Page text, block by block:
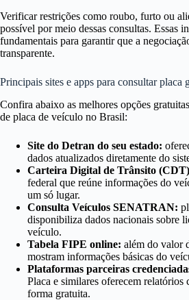
Verificar restrições como roubo, furto ou
possível por meio dessas consultas. Essas
fundamentais para garantir que a
transparente.
Principais sites e apps para consultar placa
Confira abaixo as melhores opções
de placa de veículo no Brasil:
Site do Detran do seu estado:
dados atualizados diretamente do
Carteira Digital de Trânsito
federal que reúne informações do
um só lugar.
Consulta Veículos SENATRAN:
disponibiliza dados nacionais sobre
veículo.
Tabela FIPE online: além do valor
mostram informações básicas do
Plataformas parceiras
Placa e similares oferecem relatórios
forma gratuita.